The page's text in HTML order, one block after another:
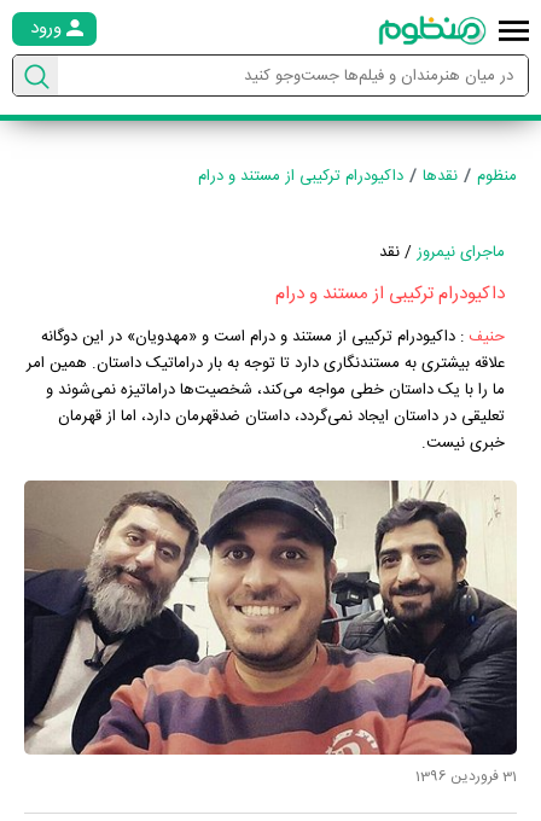
ورود
منظوم نقدها داکیودرام ترکیبی از مستند و درام
ماجرای نیمروز/ نقد
داکیودرام ترکیبی از مستند و درام
حنیف : داکیودرام ترکیبی از مستند و درام است و «مهدویان» در این دوگانه
علاقه بیشتری به مستندنگاری دارد تا توجه به بار دراماتیک داستان. همین امر
ما را با یک داستان خطی مواجه می‌کند، شخصیت‌ها دراماتیزه نمی‌شوند و
تعلیقی در داستان ایجاد نمی‌گردد، داستان ضدقهرمان دارد، اما از قهرمان
خبری نیست.
31 فروردین 1396